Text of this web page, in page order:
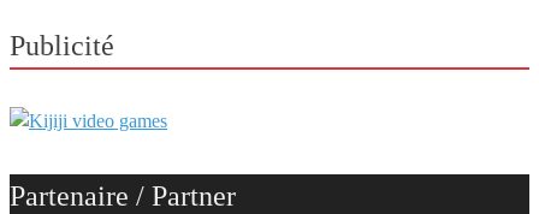
Publicité
Partenaire / Partner